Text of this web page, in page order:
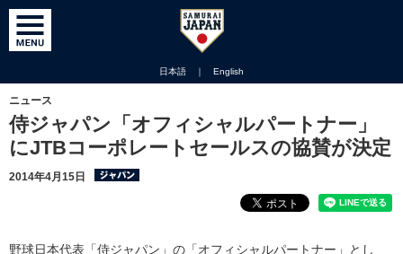
日本語 ｜ English
ニュース
侍ジャパン「オフィシャルパートナー」
にJTBコーポレートセールスの協賛が決定
2014年4月15日
野球日本代表「侍ジャパン」の「オフィシャルパートナー」とし